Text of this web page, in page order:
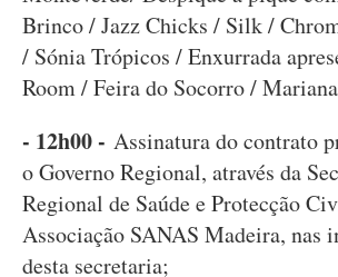
Brinco / Jazz Chicks / Silk /
/ Sónia Trópicos / Enxurrada
Room / Feira do Socorro /
- 12h00 - Assinatura do contrato
o Governo Regional, através da
Regional de Saúde e Protecção
Associação SANAS Madeira, nas
desta secretaria;